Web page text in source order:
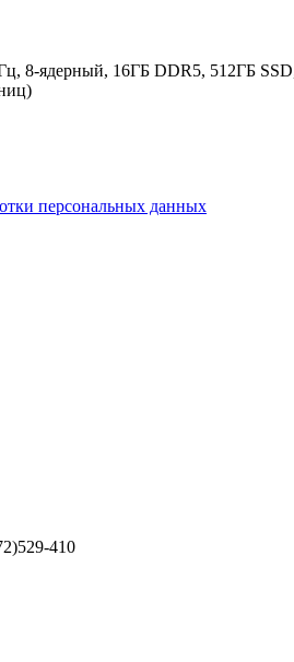
8-ядерный, 16ГБ DDR5, 512ГБ
персональных данных
410